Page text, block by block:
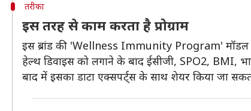
तरीका
इस तरह से काम करता है प्रोग्राम
इस ब्रांड की 'Wellness Immunity Program' मॉडल
हेल्थ डिवाइस को लगाने के बाद ईसीजी, SPO2, BMI,
बाद में इसका डाटा एक्सपर्ट्स के साथ शेयर किया जा